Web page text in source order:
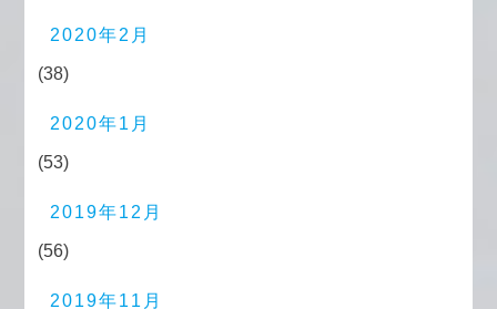
2020年2月
(38)
2020年1月
(53)
2019年12月
(56)
2019年11月